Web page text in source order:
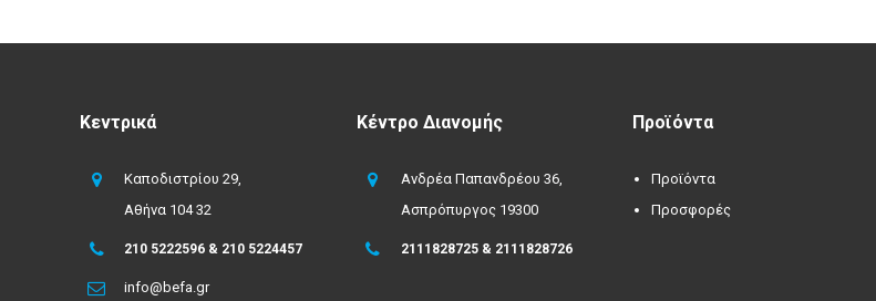
Κεντρικά
Καποδιστρίου 29,
Αθήνα 104 32
210 5222596 & 210 5224457
info@befa.gr
Κέντρο Διανομής
Ανδρέα Παπανδρέου 36,
Ασπρόπυργος 19300
2111828725 & 2111828726
Προϊόντα
Προϊόντα
Προσφορές